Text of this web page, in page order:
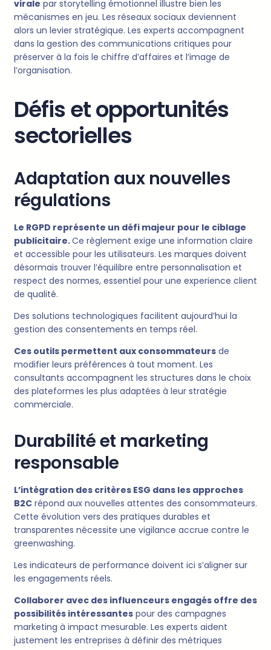
virale par storytelling émotionnel illustre bien les
mécanismes en jeu. Les réseaux sociaux deviennent
alors un levier stratégique. Les experts accompagnent
dans la gestion des communications critiques pour
préserver à la fois le chiffre d’affaires et l’image de
l’organisation.
Défis et opportunités
sectorielles
Adaptation aux nouvelles
régulations
Le RGPD représente un défi majeur pour le ciblage
publicitaire.Ce règlement exige une information claire
et accessible pour les utilisateurs. Les marques doivent
désormais trouver l’équilibre entre personnalisation et
respect des normes, essentiel pour une experience client
de qualité.
Des solutions technologiques facilitent aujourd’hui la
gestion des consentements en temps réel.
Ces outils permettent aux consommateurs de
modifier leurs préférences à tout moment. Les
consultants accompagnent les structures dans le choix
des plateformes les plus adaptées à leur stratégie
commerciale.
Durabilité et marketing
responsable
L’intégration des critères ESG dans les approches
B2C répond aux nouvelles attentes des consommateurs.
Cette évolution vers des pratiques durables et
transparentes nécessite une vigilance accrue contre le
greenwashing.
Les indicateurs de performance doivent ici s’aligner sur
les engagements réels.
Collaborer avec des influenceurs engagés offre des
possibilités intéressantes pour des campagnes
marketing à impact mesurable. Les experts aident
justement les entreprises à définir des métriques